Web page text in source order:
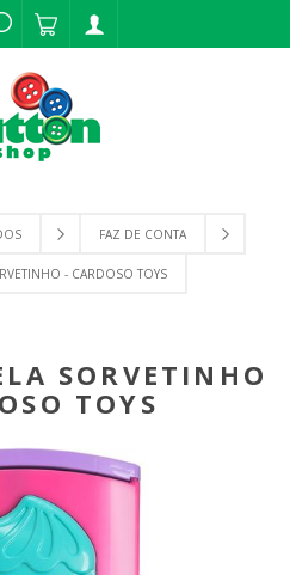
FAZ DE CONTA
- CARDOSO TOYS
SORVETINHO
TOYS